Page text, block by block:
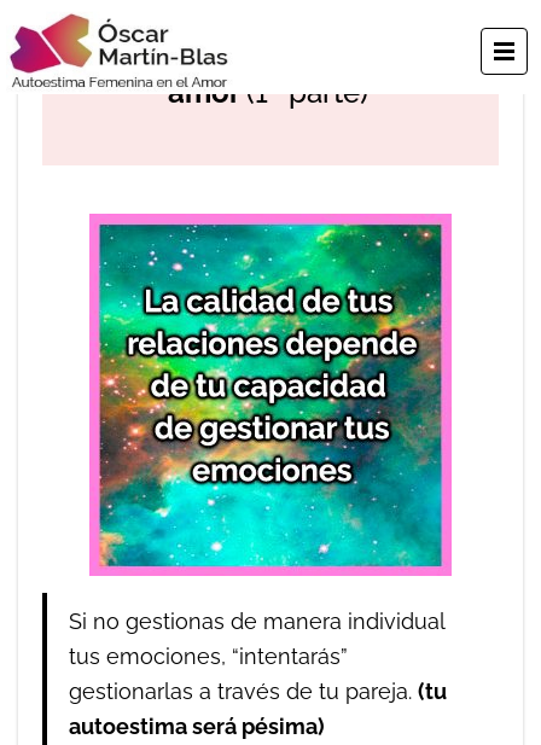
Autoestima y emociones en el
amor (1ª parte)
Si no gestionas de manera individual
tus emociones, “intentarás”
gestionarlas a través de tu pareja. (tu
autoestima será pésima)